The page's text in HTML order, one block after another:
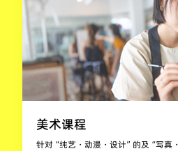
美术课程
针对“纯艺・动漫・设计”的及“写真